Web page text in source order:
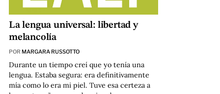
La lengua universal: libertad y
melancolía
POR MARGARA RUSSOTTO
Durante un tiempo creí que yo tenía una
lengua. Estaba segura: era definitivamente
mía como lo era mi piel. Tuve esa certeza a